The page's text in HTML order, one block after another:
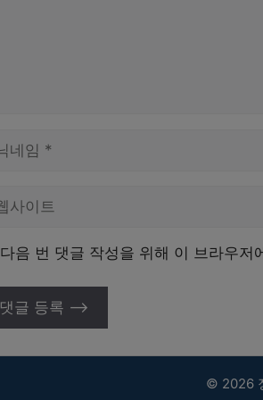
다음 번 댓글 작성을 위해 이 브라우저
© 2026